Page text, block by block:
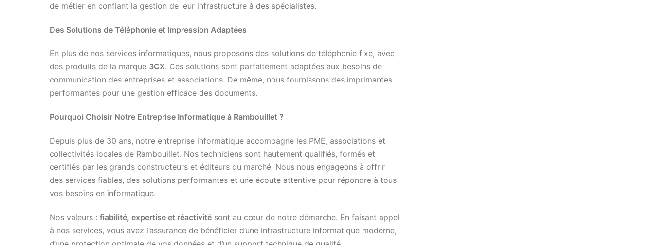
de métier en confiant la gestion de leur infrastructure à des spécialistes.
Des Solutions de Téléphonie et Impression Adaptées
En plus de nos services informatiques, nous proposons des solutions de téléphonie fixe, avec
des produits de la marque 3CX. Ces solutions sont parfaitement adaptées aux besoins de
communication des entreprises et associations. De même, nous fournissons des imprimantes
performantes pour une gestion efficace des documents.
Pourquoi Choisir Notre Entreprise Informatique à Rambouillet ?
Depuis plus de 30 ans, notre entreprise informatique accompagne les PME, associations et
collectivités locales de Rambouillet. Nos techniciens sont hautement qualifiés, formés et
certifiés par les grands constructeurs et éditeurs du marché. Nous nous engageons à offrir
des services fiables, des solutions performantes et une écoute attentive pour répondre à tous
vos besoins en informatique.
Nos valeurs : fiabilité, expertise et réactivité sont au cœur de notre démarche. En faisant appel
à nos services, vous avez l’assurance de bénéficier d’une infrastructure informatique moderne,